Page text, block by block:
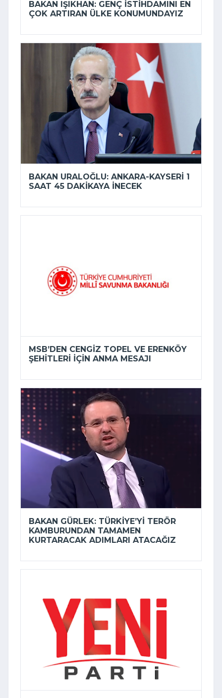
BAKAN IŞIKHAN: GENÇ ISTIHDAMINI EN
ÇOK ARTIRAN ÜLKE KONUMUNDAYIZ
BAKAN URALOĞLU: ANKARA-KAYSERI 1
SAAT 45 DAKIKAYA INECEK
MSB’DEN CENGIZ TOPEL VE ERENKÖY
ŞEHITLERI IÇIN ANMA MESAJI
BAKAN GÜRLEK: TÜRKIYE’YI TERÖR
KAMBURUNDAN TAMAMEN
KURTARACAK ADIMLARI ATACAĞIZ